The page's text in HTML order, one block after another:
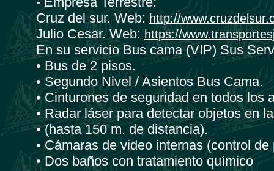
Cruz del sur. Web: http://
Julio Cesar. Web: https://
En su servicio Bus cama (VIP) Sus
• Bus de 2 pisos.
• Segundo Nivel / Asientos Bus Cama.
• Cinturones de seguridad en todos los
• Radar láser para detectar objetos en
• (hasta 150 m. de distancia).
• Cámaras de video internas (control de
• Dos baños con tratamiento químico